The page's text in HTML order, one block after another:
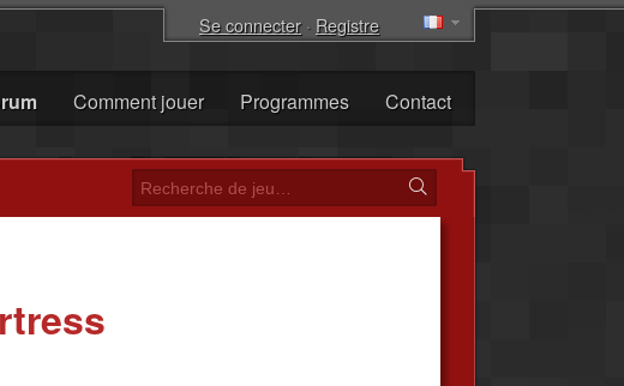
Se connecter· Registre
Comment jouer Programmes Contact